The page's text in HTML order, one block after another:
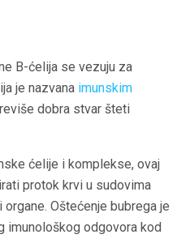
B-ćelija se vezuju za
je nazvana imunskim
dobra stvar šteti
ćelije i komplekse, ovaj
protok krvi u sudovima
Oštećenje bubrega je
imunološkog odgovora kod